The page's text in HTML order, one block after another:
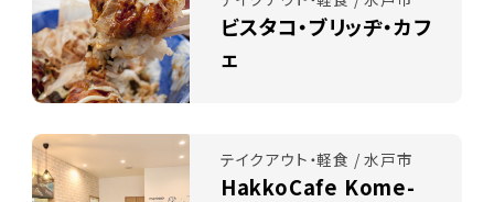
ビスタコ・ブリッヂ・カフ
ェ
テイクアウト・軽食 / 水戸市
HakkoCafe Kome-